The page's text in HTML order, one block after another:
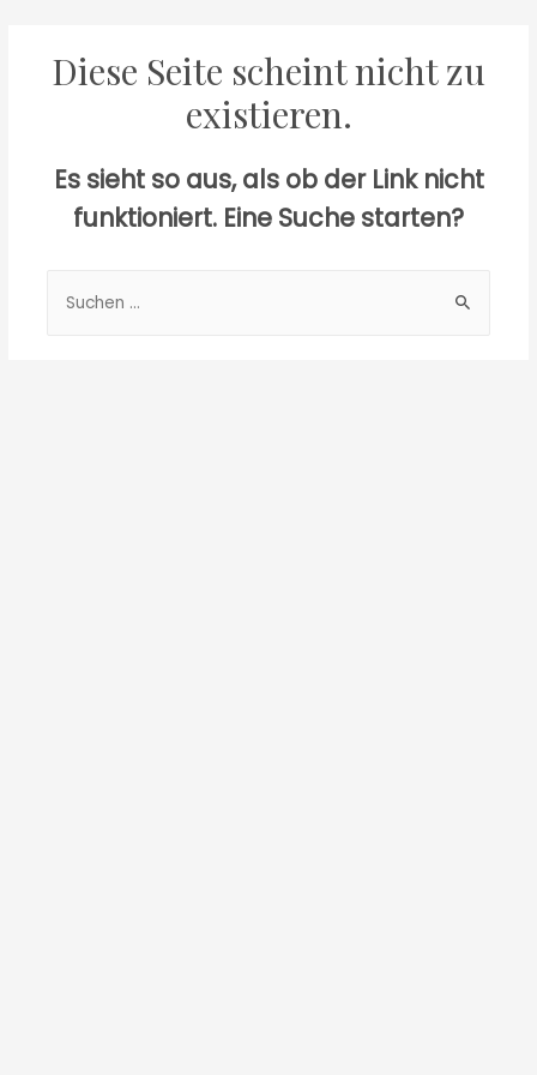
Diese Seite scheint nicht zu
existieren.
Es sieht so aus, als ob der Link nicht
funktioniert. Eine Suche starten?
nach: